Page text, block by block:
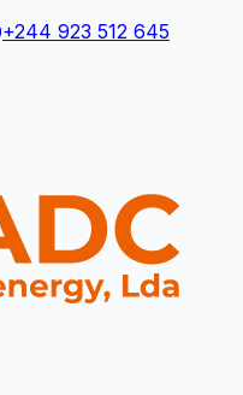
+244 923 512 645